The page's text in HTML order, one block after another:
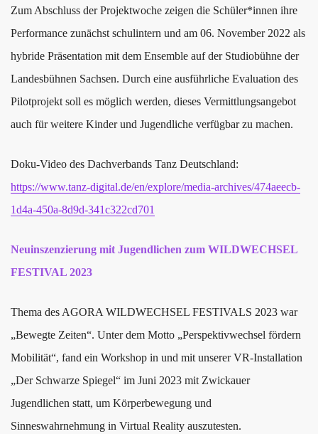
Zum Abschluss der Projektwoche zeigen die Schüler*innen ihre
Performance zunächst schulintern und am 06. November 2022 als
hybride Präsentation mit dem Ensemble auf der Studiobühne der
Landesbühnen Sachsen. Durch eine ausführliche Evaluation des
Pilotprojekt soll es möglich werden, dieses Vermittlungsangebot
auch für weitere Kinder und Jugendliche verfügbar zu machen.
Doku-Video des Dachverbands Tanz Deutschland:
https://www.tanz-digital.de/en/explore/media-archives/474aeecb-
1d4a-450a-8d9d-341c322cd701
Neuinszenzierung mit Jugendlichen zum WILDWECHSEL
FESTIVAL 2023
Thema des AGORA WILDWECHSEL FESTIVALS 2023 war
„Bewegte Zeiten“. Unter dem Motto „Perspektivwechsel fördern
Mobilität“, fand ein Workshop in und mit unserer VR-Installation
„Der Schwarze Spiegel“ im Juni 2023 mit Zwickauer
Jugendlichen statt, um Körperbewegung und
Sinneswahrnehmung in Virtual Reality auszutesten.